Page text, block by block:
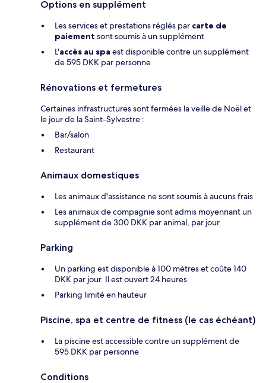
Options en supplément
Les services et prestations réglés par carte de
paiement sont soumis à un supplément
L'accès au spa est disponible contre un supplément
de 595 DKK par personne
Rénovations et fermetures
Certaines infrastructures sont fermées la veille de Noël et
le jour de la Saint-Sylvestre :
Bar/salon
Restaurant
Animaux domestiques
Les animaux d'assistance ne sont soumis à aucuns frais
Les animaux de compagnie sont admis moyennant un
supplément de 300 DKK par animal, par jour
Parking
Un parking est disponible à 100 mètres et coûte 140
DKK par jour. Il est ouvert 24 heures
Parking limité en hauteur
Piscine, spa et centre de fitness (le cas échéant)
La piscine est accessible contre un supplément de
595 DKK par personne
Conditions